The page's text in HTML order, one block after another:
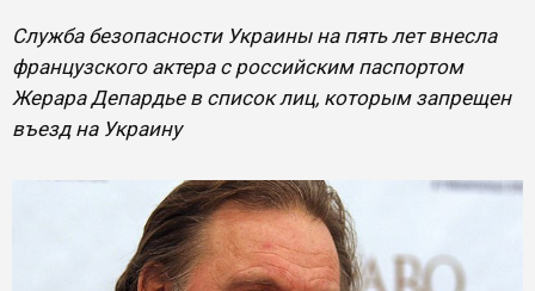
Служба безопасности Украины на пять лет внесла
французского актера с российским паспортом
Жерара Депардье в список лиц, которым запрещен
въезд на Украину